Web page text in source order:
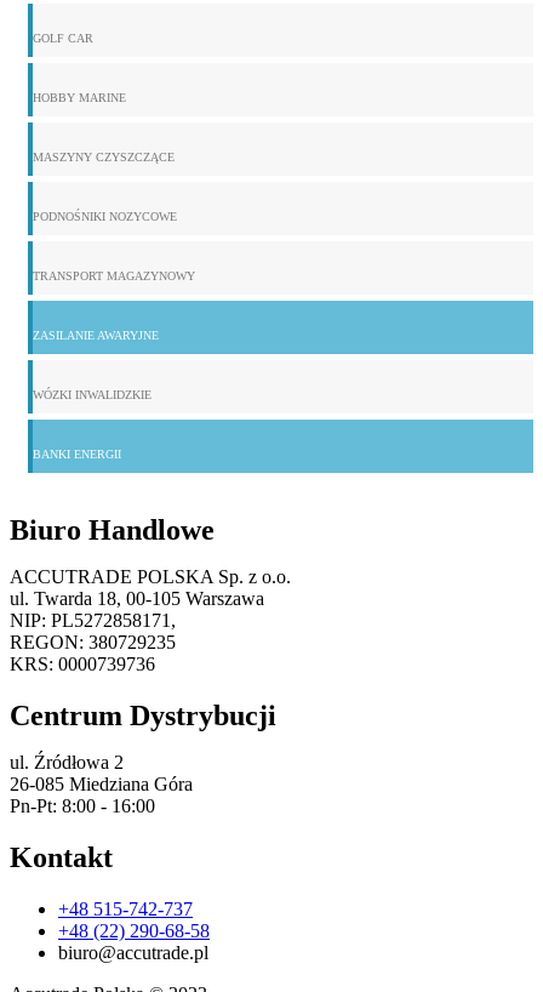
GOLF CAR
HOBBY MARINE
MASZYNY CZYSZCZĄCE
PODNOŚNIKI NOZYCOWE
TRANSPORT MAGAZYNOWY
ZASILANIE AWARYJNE
WÓZKI INWALIDZKIE
BANKI ENERGII
Biuro Handlowe
ACCUTRADE POLSKA Sp. z o.o.
ul. Twarda 18, 00-105 Warszawa
NIP: PL5272858171,
REGON: 380729235
KRS: 0000739736
Centrum Dystrybucji
ul. Źródłowa 2
26-085 Miedziana Góra
Pn-Pt: 8:00 - 16:00
Kontakt
+48 515-742-737
+48 (22) 290-68-58
biuro@accutrade.pl